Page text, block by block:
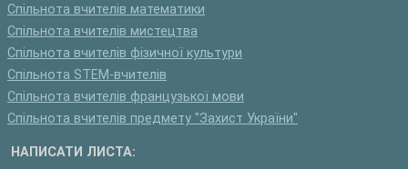
Спільнота вчителів математики
Спільнота вчителів мистецтва
Спільнота вчителів фізичної культури
Спільнота STEM-вчителів
Спільнота вчителів французької мови
Спільнота вчителів предмету "Захист України"
НАПИСАТИ ЛИСТА: